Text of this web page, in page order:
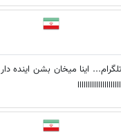
اینا میخان بشن اینده